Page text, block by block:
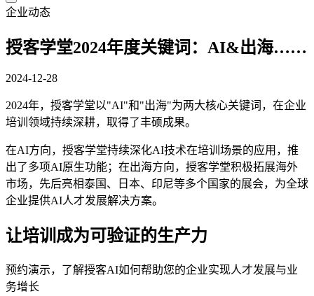
企业动态
授客学堂2024年度关键词：AI&出海……
2024-12-28
2024年，授客学堂以"AI"和"出海"为两大核心关键词，在企业
培训领域持续深耕，取得了丰硕成果。
在AI方向，授客学堂持续深化AI技术在培训场景的应用，推
出了多项AI原生功能；在出海方向，授客学堂积极拓展海外
市场，先后亮相泰国、日本、印尼等多个国家的展会，为全球
企业提供AI人才发展解决方案。
让培训成为可验证的生产力
预约演示，了解授客AI如何帮助您的企业实现人才发展与业
务增长